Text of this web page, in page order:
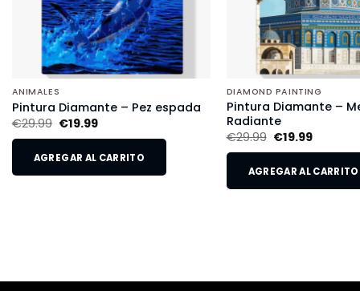
ANIMALES
Pintura Diamante – Pez espada
€29.99 €19.99
AGREGAR AL CARRITO
DIAMOND PAINTING
Pintura Diamante –
Radiante
€29.99 €19.99
AGREGAR AL CARRITO